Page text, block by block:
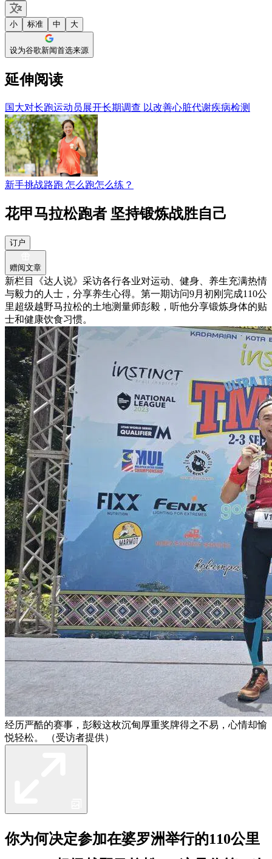
小 标准 中 大
设为谷歌新闻首选来源
延伸阅读
国大对长跑运动员展开长期调查 以改善心脏代谢疾病检测
新手挑战路跑 怎么跑怎么练？
花甲马拉松跑者 坚持锻炼战胜自己
订户
赠阅文章
新栏目《达人说》采访各行各业对运动、健身、养生充满热情
与毅力的人士，分享养生心得。第一期访问9月初刚完成110公
里超级越野马拉松的土地测量师彭毅，听他分享锻炼身体的贴
士和健康饮食习惯。
经历严酷的赛事，彭毅这枚沉甸厚重奖牌得之不易，心情却愉
悦轻松。 （受访者提供）
你为何决定参加在婆罗洲举行的110公里